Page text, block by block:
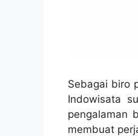
Sebagai biro
Indowisata
pengalaman
membuat